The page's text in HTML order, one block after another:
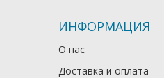
ИНФОРМАЦИЯ
О нас
Доставка и оплата